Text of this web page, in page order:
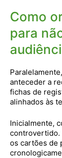
Como
para
anteceder a
fichas de
alinhados às
Inicialmente,
controvertido.
os cartões de